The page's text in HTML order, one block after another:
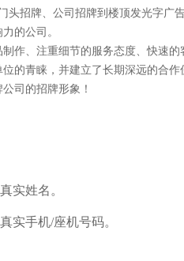
头招牌、公司招牌到楼顶发光字广
的公司。
作、注重细节的服务态度、快速的
的青睐，并建立了长期深远的合作
司的招牌形象！
实姓名。
实手机/座机号码。